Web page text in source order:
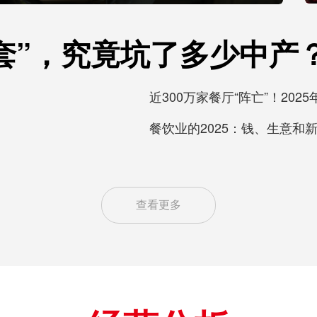
”，究竟坑了多少中产
近300万家餐厅“阵亡”！
餐饮业的2025：钱、生意和
查看更多